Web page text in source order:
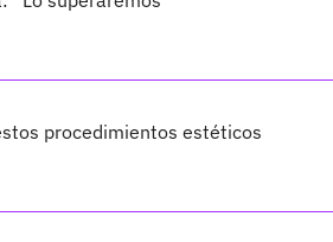
procedimientos estéticos